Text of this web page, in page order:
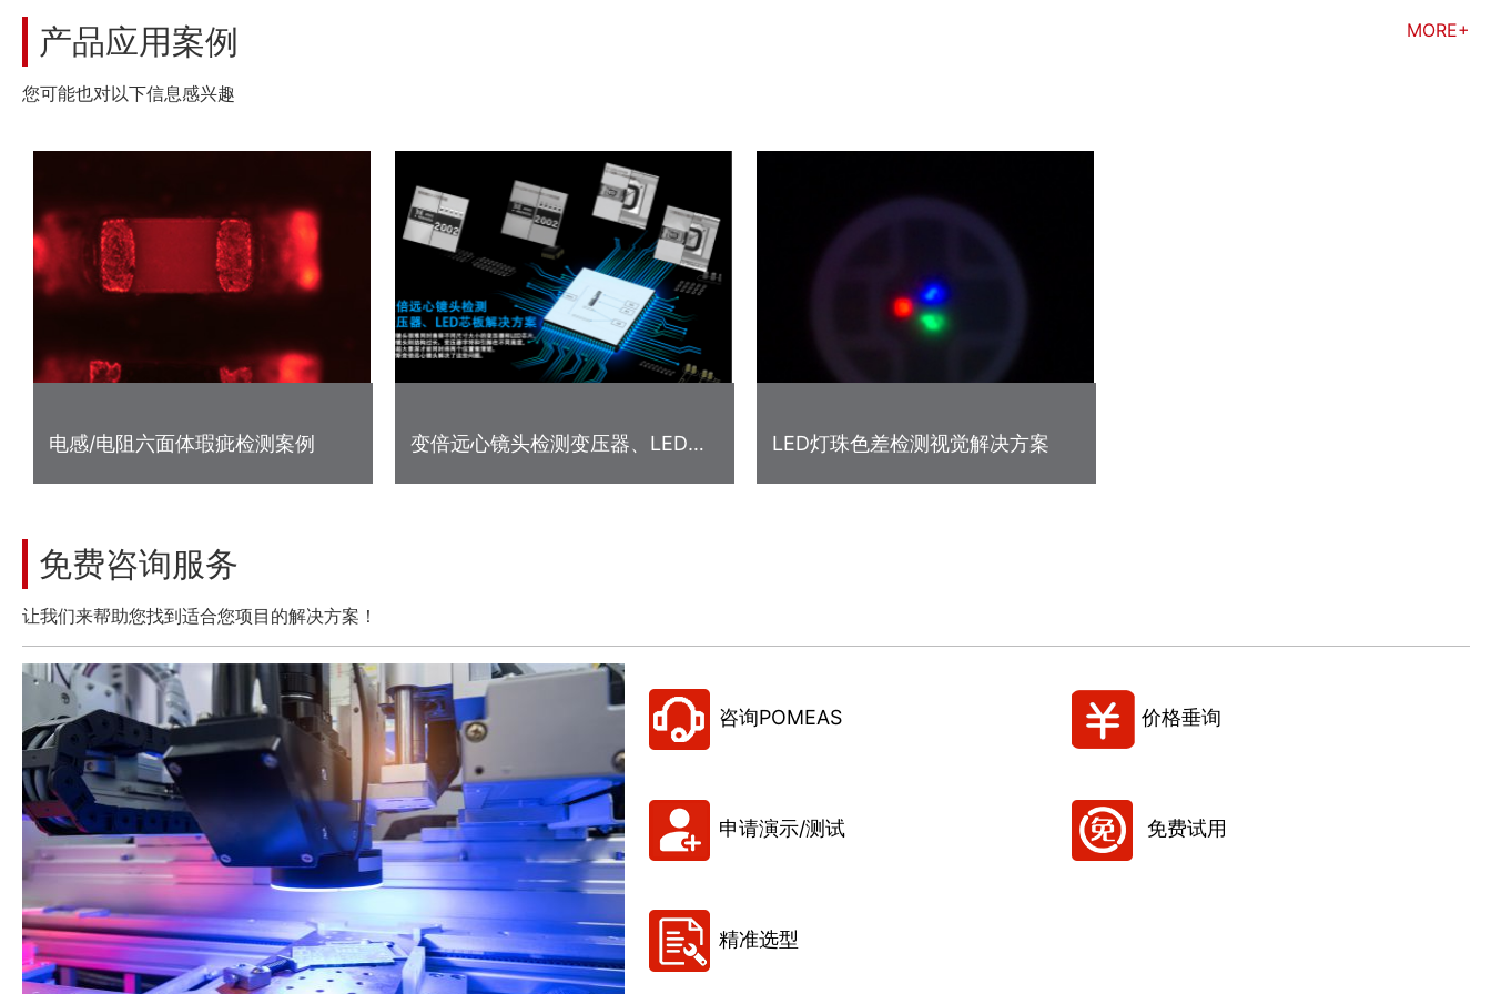
产品应用案例 MORE+
您可能也对以下信息感兴趣
电感/电阻六面体瑕疵检测案例
变倍远心镜头检测变压器、LED芯
LED灯珠色差检测视觉解决方案
免费咨询服务
让我们来帮助您找到适合您项目的解决方案！
咨询POMEAS 价格垂询
申请演示/测试 免费试用
精准选型